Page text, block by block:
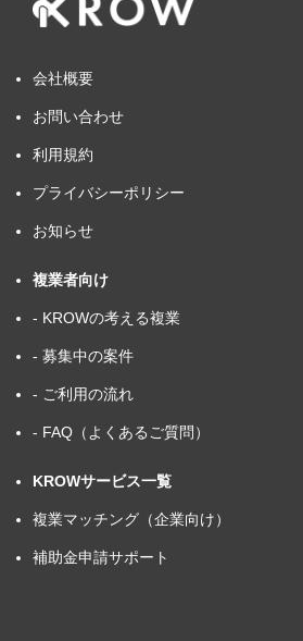
会社概要
お問い合わせ
利用規約
プライバシーポリシー
お知らせ
複業者向け
- KROWの考える複業
- 募集中の案件
- ご利用の流れ
- FAQ（よくあるご質問）
KROWサービス一覧
複業マッチング（企業向け）
補助金申請サポート